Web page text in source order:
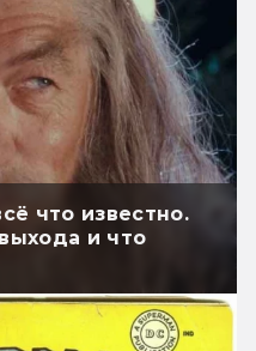
что известно.
и что